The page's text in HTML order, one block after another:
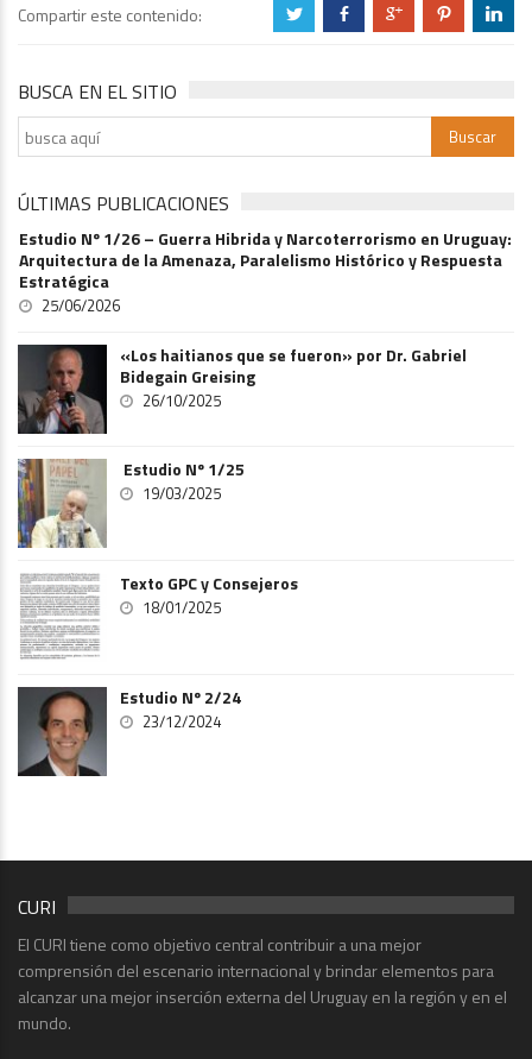
Compartir este contenido: a b c d j
BUSCA EN EL SITIO
ÚLTIMAS PUBLICACIONES
Estudio Nº 1/26 – Guerra Hibrida y Narcoterrorismo en Uruguay:
Arquitectura de la Amenaza, Paralelismo Histórico y Respuesta
Estratégica
25/06/2026
«Los haitianos que se fueron» por Dr. Gabriel
Bidegain Greising
26/10/2025
Estudio Nº 1/25
19/03/2025
Texto GPC y Consejeros
18/01/2025
Estudio Nº 2/24
23/12/2024
CURI
El CURI tiene como objetivo central contribuir a una mejor
comprensión del escenario internacional y brindar elementos para
alcanzar una mejor inserción externa del Uruguay en la región y en el
mundo.